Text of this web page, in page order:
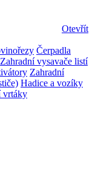
Otevřít
Čerpadla
Zahradní vysavače listí
Zahradní
Hadice a vozíky
vrtáky